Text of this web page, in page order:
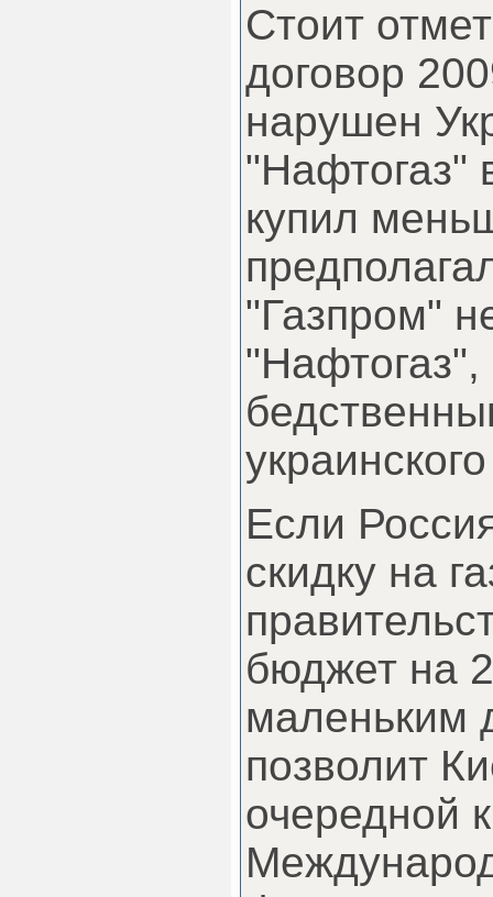
Стоит
договор
нарушен
"Нафтогаз"
купил
"Газпром"
"Нафтогаз",
Если
скидку на
бюджет на
маленьким
позволит
очередной